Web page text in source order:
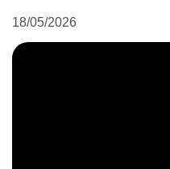
18/05/2026